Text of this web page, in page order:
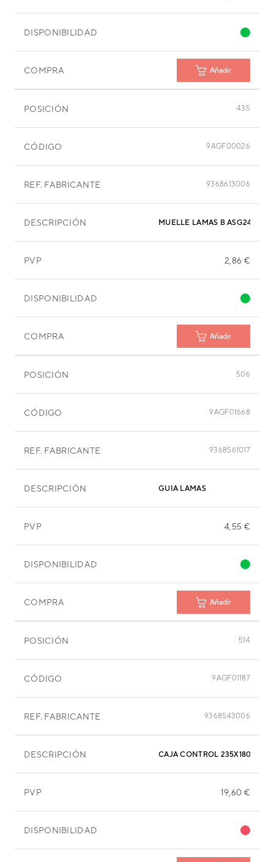
DISPONIBILIDAD
COMPRA Añadir
POSICIÓN 435
CÓDIGO 9AGF00026
REF. FABRICANTE 9368613006
DESCRIPCIÓN MUELLE LAMAS B ASG24
PVP 2,86 €
DISPONIBILIDAD
COMPRA Añadir
POSICIÓN 506
CÓDIGO 9AGF01668
REF. FABRICANTE 9368561017
DESCRIPCIÓN GUIA LAMAS
PVP 4,55 €
DISPONIBILIDAD
COMPRA Añadir
POSICIÓN 514
CÓDIGO 9AGF01187
REF. FABRICANTE 9368543006
DESCRIPCIÓN CAJA CONTROL 235X180X135
PVP 19,60 €
DISPONIBILIDAD